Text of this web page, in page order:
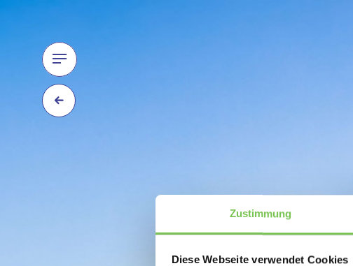
Zustimmung
Diese Webseite verwendet Cookies